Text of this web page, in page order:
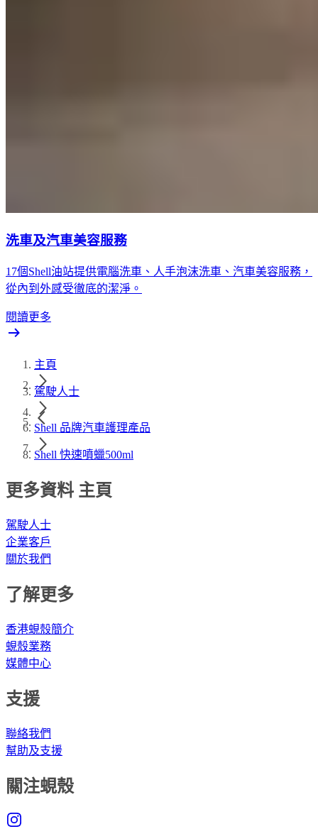
洗車及汽車美容服務
17個Shell油站提供電腦洗車、人手泡沫洗車、汽車美容服務，
從內到外感受徹底的潔淨。
閱讀更多
主頁
駕駛人士
Shell 品牌汽車護理產品
Shell 快速噴蠟500ml
更多資料 主頁
駕駛人士
企業客戶
關於我們
了解更多
香港蜆殼簡介
蜆殼業務
媒體中心
支援
聯絡我們
幫助及支援
關注蜆殼